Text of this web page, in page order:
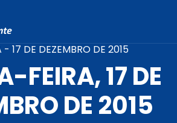
- 17 DE DEZEMBRO DE 2015
FEIRA, 17 DE
DE 2015